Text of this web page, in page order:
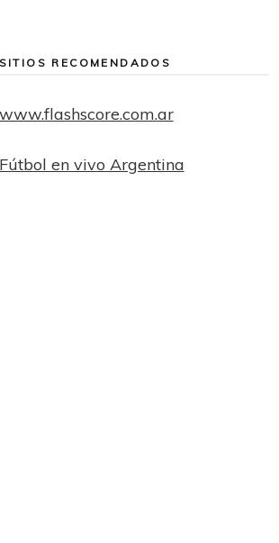
SITIOS RECOMENDADOS
www.flashscore.com.ar
Fútbol en vivo Argentina